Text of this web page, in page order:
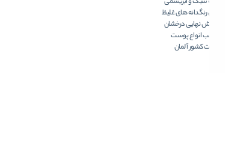
دارای رنگدانه های غلیظ
پوشش نهایی درخشان
مناسب انواع پوست
ساخت کشور آلمان